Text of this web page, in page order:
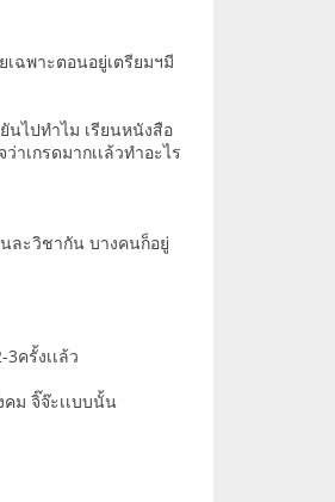
ฉพาะตอนอยู่เตรียมฯมี
ไปทำไม เรียนหนังสือ
าเกรดมากเเล้วทำอะไร
นละวิชากัน บางคนก็อยู่
ครั้งเเล้ว
ม จิ๊จ๊ะเเบบนั้น